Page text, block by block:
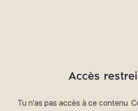
Accès
Tu n'as pas accès à ce contenu.